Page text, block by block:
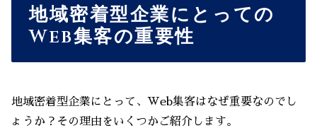
地域密着型企業にとっての
Web集客の重要性
地域密着型企業にとって、Web集客はなぜ重要なのでし
ょうか？その理由をいくつかご紹介します。